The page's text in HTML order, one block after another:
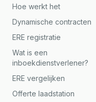
Hoe werkt het
Dynamische contracten
ERE registratie
Wat is een
inboekdienstverlener?
ERE vergelijken
Offerte laadstation